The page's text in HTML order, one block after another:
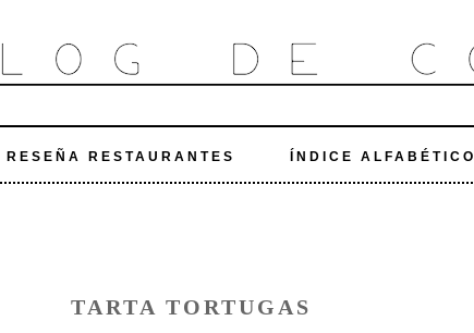
RESEÑA RESTAURANTES ÍNDICE ALFABÉTICO
TARTA TORTUGAS